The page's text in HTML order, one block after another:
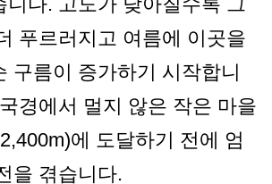
푸르러지고 여름에 이곳을
구름이 증가하기 시작합니
경에서 멀지 않은 작은 마을
에 도달하기 전에 엄
을 겪습니다.